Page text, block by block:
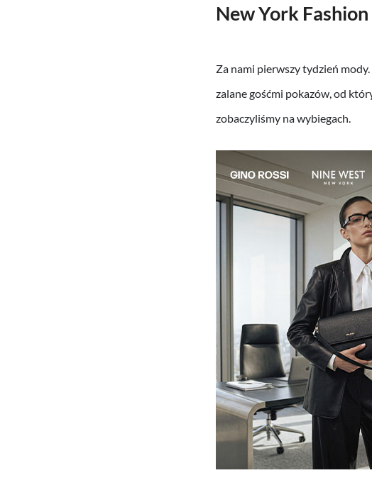
New York
Za nami pierwszy tydzień
zalane gośćmi pokazów, od
zobaczyliśmy na wybiegach.